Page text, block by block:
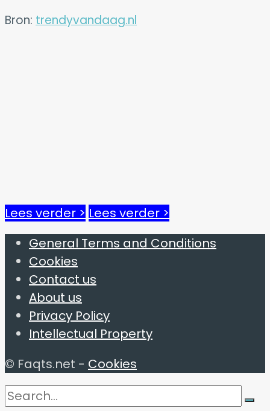
Bron: trendyvandaag.nl
Lees verder > Lees verder >
General Terms and Conditions
Cookies
Contact us
About us
Privacy Policy
Intellectual Property
© Faqts.net - Cookies